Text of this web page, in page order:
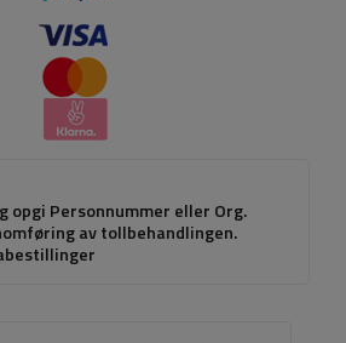
opgi Personnummer eller Org.
av tollbehandlingen.